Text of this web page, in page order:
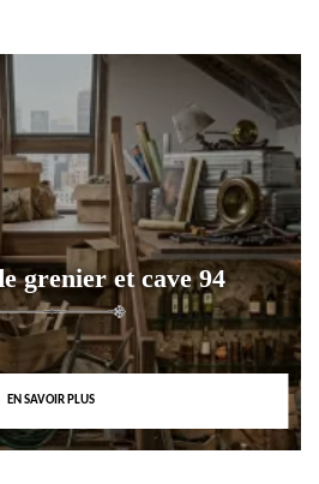
grenier et cave 94
EN SAVOIR PLUS